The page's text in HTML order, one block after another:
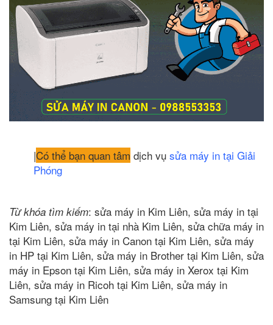
|Có thể bạn quan tâm dịch vụ sửa máy in tại Giải
Phóng
Từ khóa tìm kiếm: sửa máy in Kim Liên, sửa máy in tại
Kim Liên, sửa máy in tại nhà Kim Liên, sửa chữa máy in
tại Kim Liên, sửa máy in Canon tại Kim Liên, sửa máy
in HP tại Kim Liên, sửa máy in Brother tại Kim Liên, sửa
máy in Epson tại Kim Liên, sửa máy in Xerox tại Kim
Liên, sửa máy in Ricoh tại Kim Liên, sửa máy in
Samsung tại Kim Liên